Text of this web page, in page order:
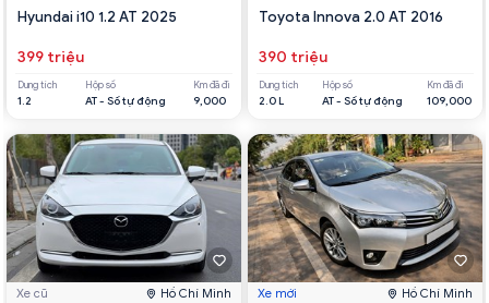
Hyundai i10 1.2 AT 2025
399 triệu
Dung tích
1.2
Hộp số
AT - Số tự động
Km đã đi
9,000
Xe cũ Hồ Chí Minh
Toyota Innova 2.0 AT 2016
390 triệu
Dung tích
2.0 L
Hộp số
AT - Số tự động
Km đã đi
109,000
Xe mới Hồ Chí Minh